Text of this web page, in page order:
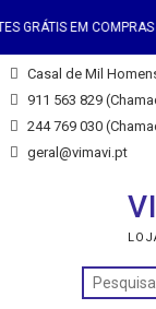
GRÁTIS EM
> 200€ (Portugal
Continental)
GRÁTIS EM
> 200€ (Portugal
Casal de Mil
911 563 829
244 769 030
geral@vimavi.pt